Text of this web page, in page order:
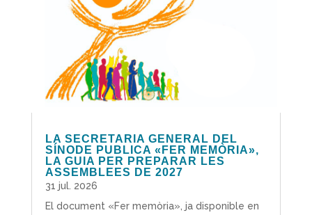
LA SECRETARIA GENERAL DEL
SÍNODE PUBLICA «FER MEMÒRIA»,
LA GUIA PER PREPARAR LES
ASSEMBLEES DE 2027
31 jul. 2026
El document «Fer memòria», ja disponible en